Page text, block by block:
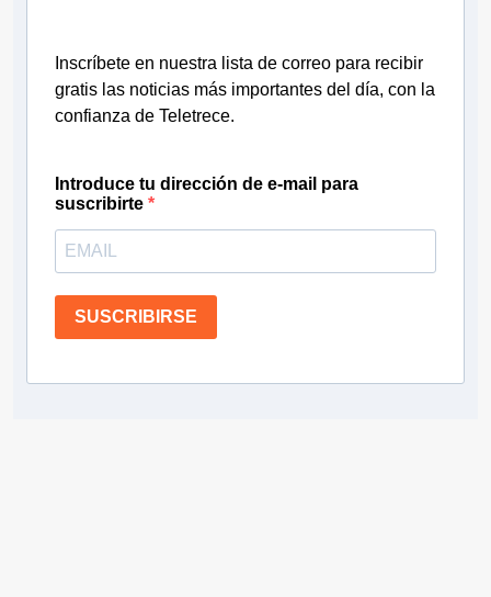
Inscríbete en nuestra lista de correo para recibir
gratis las noticias más importantes del día, con la
confianza de Teletrece.
Introduce tu dirección de e-mail para
suscribirte
SUSCRIBIRSE